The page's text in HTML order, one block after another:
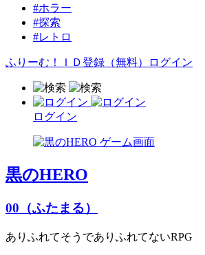
#ホラー
#探索
#レトロ
ふりーむ！ＩＤ登録（無料） ログイン
ログイン
黒のHERO
00（ふたまる）
ありふれてそうでありふれてないRPG